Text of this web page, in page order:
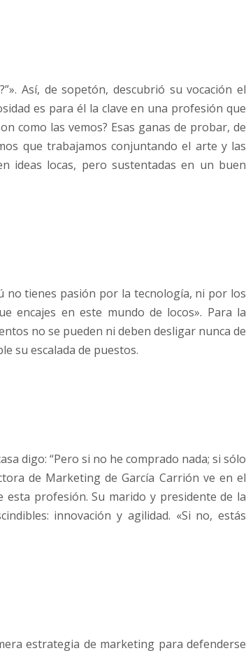
Así, de sopetón, descubrió su vocación el
es para él la clave en una profesión que
como las vemos? Esas ganas de probar, de
que trabajamos conjuntando el arte y las
ideas locas, pero sustentadas en un buen
no tienes pasión por la tecnología, ni por los
encajes en este mundo de locos». Para la
no se pueden ni deben desligar nunca de
su escalada de puestos.
digo: “Pero si no he comprado nada; si sólo
de Marketing de García Carrión ve en el
profesión. Su marido y presidente de la
innovación y agilidad. «Si no, estás
estrategia de marketing para defenderse